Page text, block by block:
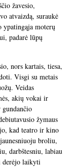
žavesio,
atvaizdą, suraukė
ypatingąja moterų
padarė lūpų
nors kartais, tiesa,
Visgi su metais
Veidas
akių vokai ir
žymaus
kad teatro ir kino
broliu,
darbštesniu, labiau
derėjo laikyti